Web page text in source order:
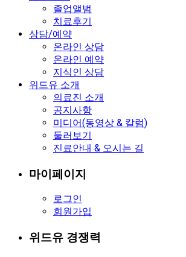
졸업앨범
치료후기
상담/예약
온라인 상담
온라인 예약
지식인 상담
위드유 소개
의료진 소개
공지사항
미디어(동영상 & 칼럼)
둘러보기
진료안내 & 오시는 길
마이페이지
로그인
회원가입
위드유 경쟁력